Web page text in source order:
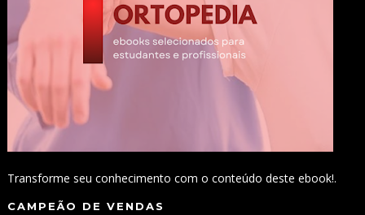
Transforme seu conhecimento com o conteúdo deste ebook!.
CAMPEÃO DE VENDAS